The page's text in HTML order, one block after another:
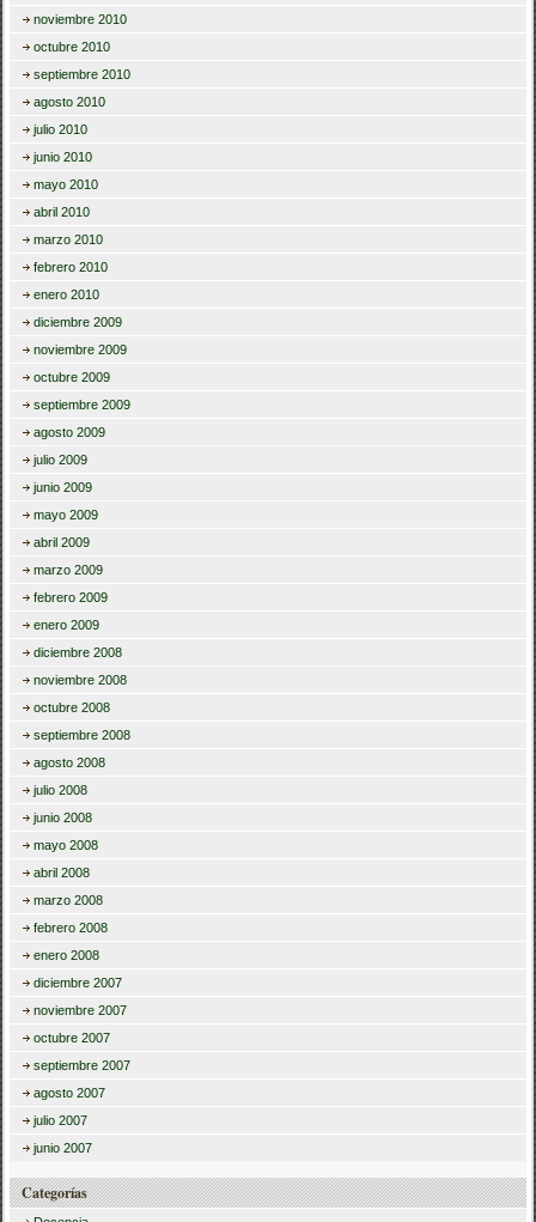
noviembre 2010
octubre 2010
septiembre 2010
agosto 2010
julio 2010
junio 2010
mayo 2010
abril 2010
marzo 2010
febrero 2010
enero 2010
diciembre 2009
noviembre 2009
octubre 2009
septiembre 2009
agosto 2009
julio 2009
junio 2009
mayo 2009
abril 2009
marzo 2009
febrero 2009
enero 2009
diciembre 2008
noviembre 2008
octubre 2008
septiembre 2008
agosto 2008
julio 2008
junio 2008
mayo 2008
abril 2008
marzo 2008
febrero 2008
enero 2008
diciembre 2007
noviembre 2007
octubre 2007
septiembre 2007
agosto 2007
julio 2007
junio 2007
Categorías